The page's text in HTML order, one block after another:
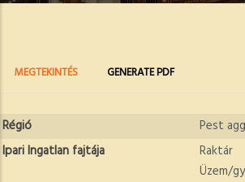
Elsődleges
fülek
MEGTEKINTÉS (AKTÍVGENERATE PDF
Régió
Pest
Ipari Ingatlan fajtája
Raktár
Üzem/